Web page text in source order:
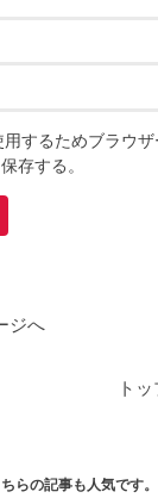
するためブラウ
存する。
ジへ
ト
らの記事も人気です。